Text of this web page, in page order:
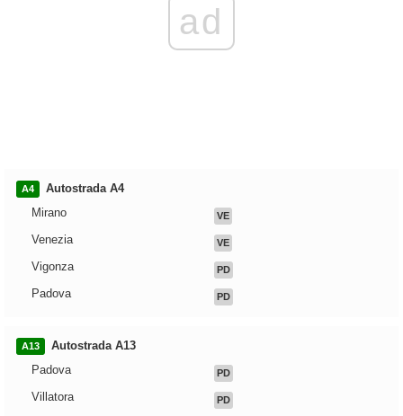
ad
A4
Autostrada A4
Mirano
VE
Venezia VE
Vigonza PD
Padova PD
A13
Autostrada A13
Padova
PD
Villatora PD